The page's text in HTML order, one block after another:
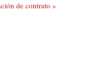
de contrato »